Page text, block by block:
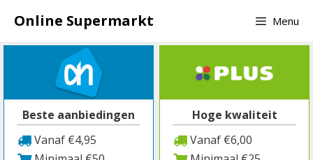
naar
inhoud
Online Supermarkt Menu
Beste aanbiedingen
Vanaf €4,95
Hoge kwaliteit
Vanaf €6,00